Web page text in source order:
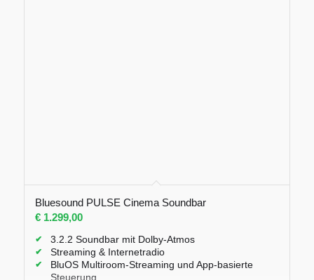
Bluesound PULSE Cinema Soundbar
€1.299,00
3.2.2 Soundbar mit Dolby-Atmos
Streaming & Internetradio
BluOS Multiroom-Streaming und App-basierte
Steuerung